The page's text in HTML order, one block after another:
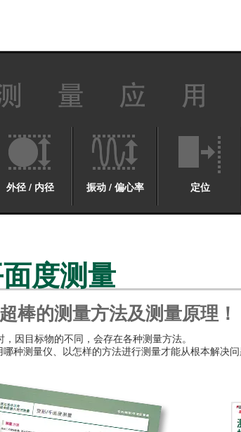
外径 / 内径 振动 / 偏心率 定位
度测量
棒的测量方法及测量原理！
，因目标物的不同，会存在各种测量方法。
种测量仪、以怎样的方法进行测量才能从根本解决